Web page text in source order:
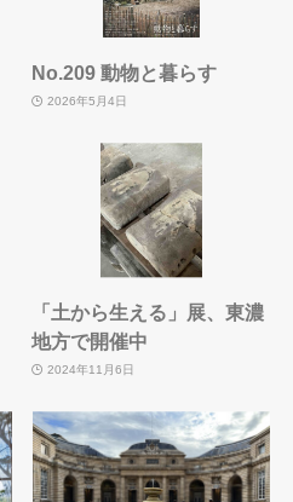
No.209 動物と暮らす
2026年5月4日
「土から生える」展、東濃
地方で開催中
2024年11月6日